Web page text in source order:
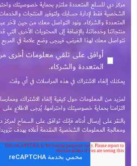
مركز دبي للسلع المتعددة ملتزم بحماية خصوصيتك
الشخصية فقط لإدارة حسابك ولتوفير المنتجات
المتعددة والشركاء. ونود التواصل معك من حين لآخر عبر
منتجاتنا وخدماتنا، بالإضافة إلى المحتويات الأخرى
نتواصل معك لهذا الغرض، فيرجى وضع علامة في المربع
أوافق على تلقي معلومات أخرى
المتعددة والشركاء.
يمكنك إلغاء الاشتراك في هذه المراسلات في أي وقت.
لمزيد من المعلومات حول كيفية إلغاء الاشتراك،
التزامنا بحماية خصوصيتك واحترامها، يُرجى الاطلاع على
بالنقر على إرسال أدناه، فإنك توافق على السماح لمركز
ومعالجة المعلومات الشخصية المقدمة أعلاه بهدف